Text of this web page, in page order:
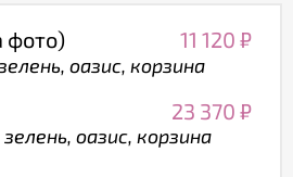
фото) 11 120 ₽
оазис, корзина
23 370 ₽
оазис, корзина